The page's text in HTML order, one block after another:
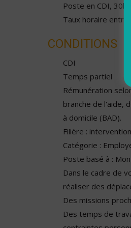
Poste en CDI,
Taux horaire
CONDITIONS
CDI
Temps partiel
Rémunération
branche de l'aide,
à domicile (BAD).
Filière : intervention
Catégorie :
Poste basé à :
Dans le cadre de
réaliser des
Des missions
Des temps de